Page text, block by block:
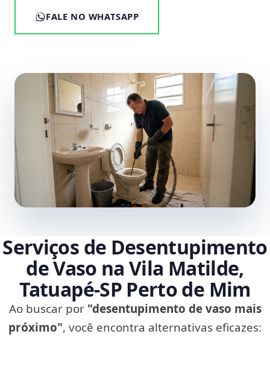
FALE NO WHATSAPP
Serviços de Desentupimento
de Vaso na Vila Matilde,
Tatuapé‑SP Perto de Mim
Ao buscar por "desentupimento de vaso mais
próximo", você encontra alternativas eficazes: